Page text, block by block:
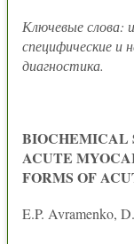
Ключевые слова:
специфические и
диагностика.
BIOCHEMICAL
ACUTE
FORMS OF
E.P. Avramenko,